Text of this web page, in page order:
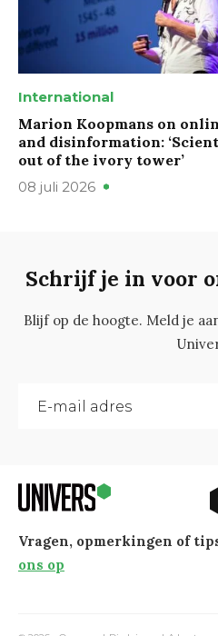
International
Marion Koopmans on
and disinformation:
out of the ivory tower’
08 juli 2026
Schrijf je in voor
Blijf op de hoogte. Meld je
Vragen, opmerkingen of
ons op